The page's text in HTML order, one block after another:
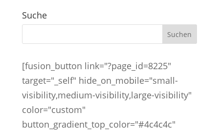
Suche
[fusion_button link="?page_id=8225"
target="_self" hide_on_mobile="small-
visibility,medium-visibility,large-visibility"
color="custom"
button_gradient_top_color="#4c4c4c"